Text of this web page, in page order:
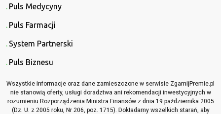
Puls Medycyny
Puls Farmacji
System Partnerski
Puls Biznesu
Wszystkie informacje oraz dane zamieszczone w serwisie ZgarnijPremie.pl
nie stanowią oferty, usługi doradztwa ani rekomendacji inwestycyjnych w
rozumieniu Rozporządzenia Ministra Finansów z dnia 19 października 2005
(Dz. U. z 2005 roku, Nr 206, poz. 1715). Dokładamy wszelkich starań, aby